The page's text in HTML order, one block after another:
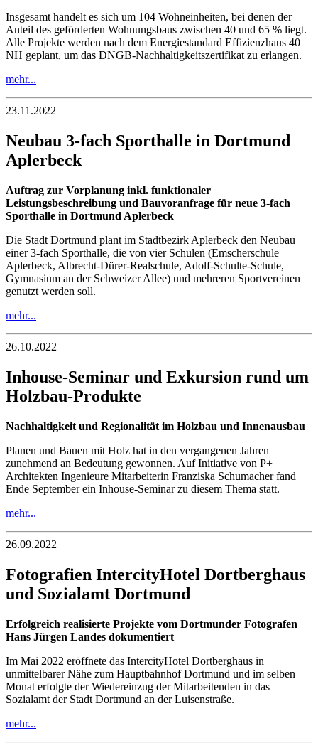
Insgesamt handelt es sich um 104 Wohneinheiten, bei denen der
Anteil des geförderten Wohnungsbaus zwischen 40 und 65 % liegt.
Alle Projekte werden nach dem Energiestandard Effizienzhaus 40
NH geplant, um das DNGB-Nachhaltigkeitszertifikat zu erlangen.
mehr...
23.11.2022
Neubau 3-fach Sporthalle in Dortmund
Aplerbeck
Auftrag zur Vorplanung inkl. funktionaler
Leistungsbeschreibung und Bauvoranfrage für neue 3-fach
Sporthalle in Dortmund Aplerbeck
Die Stadt Dortmund plant im Stadtbezirk Aplerbeck den Neubau
einer 3-fach Sporthalle, die von vier Schulen (Emscherschule
Aplerbeck, Albrecht-Dürer-Realschule, Adolf-Schulte-Schule,
Gymnasium an der Schweizer Allee) und mehreren Sportvereinen
genutzt werden soll.
mehr...
26.10.2022
Inhouse-Seminar und Exkursion rund um
Holzbau-Produkte
Nachhaltigkeit und Regionalität im Holzbau und Innenausbau
Planen und Bauen mit Holz hat in den vergangenen Jahren
zunehmend an Bedeutung gewonnen. Auf Initiative von P+
Architekten Ingenieure Mitarbeiterin Franziska Schumacher fand
Ende September ein Inhouse-Seminar zu diesem Thema statt.
mehr...
26.09.2022
Fotografien IntercityHotel Dortberghaus
und Sozialamt Dortmund
Erfolgreich realisierte Projekte vom Dortmunder Fotografen
Hans Jürgen Landes dokumentiert
Im Mai 2022 eröffnete das IntercityHotel Dortberghaus in
unmittelbarer Nähe zum Hauptbahnhof Dortmund und im selben
Monat erfolgte der Wiedereinzug der Mitarbeitenden in das
Sozialamt der Stadt Dortmund an der Luisenstraße.
mehr...